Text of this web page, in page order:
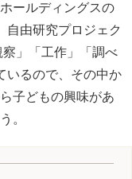
ールディングスの
自由研究プロジェク
」「工作」「調べ
いるので、その中か
子どもの興味があ
。